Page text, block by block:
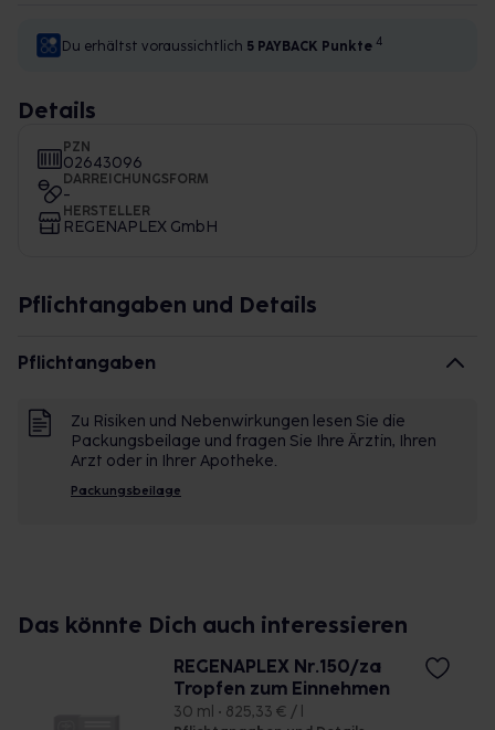
Du erhältst voraussichtlich 5 PAYBACK Punkte 4
Details
PZN
02643096
DARREICHUNGSFORM
-
HERSTELLER
REGENAPLEX GmbH
Pflichtangaben und Details
Pflichtangaben
Zu Risiken und Nebenwirkungen lesen Sie die
Packungsbeilage und fragen Sie Ihre Ärztin, Ihren
Arzt oder in Ihrer Apotheke.
Packungsbeilage
Das könnte Dich auch interessieren
REGENAPLEX Nr.150/za
Tropfen zum Einnehmen
30 ml • 825,33 € / l